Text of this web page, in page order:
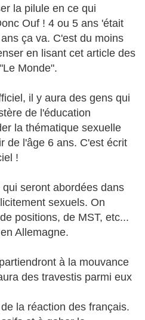
la pilule en ce qui
Ouf ! 4 ou 5 ans 'était
ça va. C'est du moins
en lisant cet article des
Monde".
il y aura des gens qui
de l'éducation
la thématique sexuelle
de l'âge 6 ans. C'est écrit
!
seront abordées dans
sexuels. On
positions, de MST, etc...
Allemagne.
à la mouvance
des travestis parmi eux
la réaction des français.